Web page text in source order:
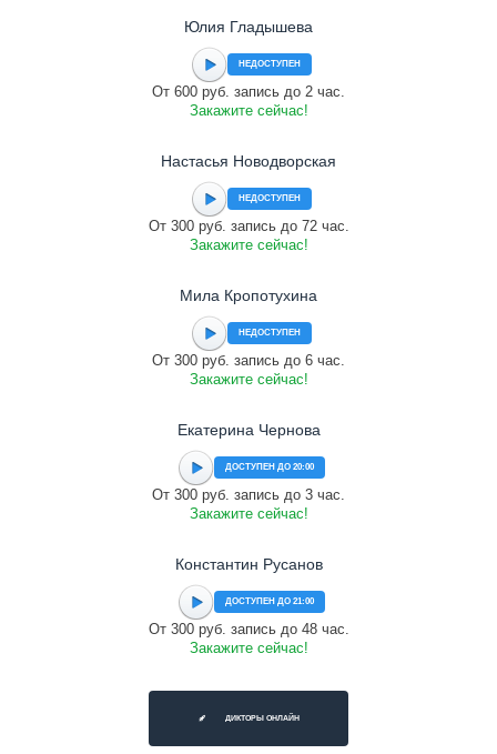
Юлия Гладышева
НЕДОСТУПЕН
От 600 руб. запись до 2 час.
Закажите сейчас!
Настасья Новодворская
НЕДОСТУПЕН
От 300 руб. запись до 72 час.
Закажите сейчас!
Мила Кропотухина
НЕДОСТУПЕН
От 300 руб. запись до 6 час.
Закажите сейчас!
Екатерина Чернова
ДОСТУПЕН ДО 20:00
От 300 руб. запись до 3 час.
Закажите сейчас!
Константин Русанов
ДОСТУПЕН ДО 21:00
От 300 руб. запись до 48 час.
Закажите сейчас!
ДИКТОРЫ ОНЛАЙН